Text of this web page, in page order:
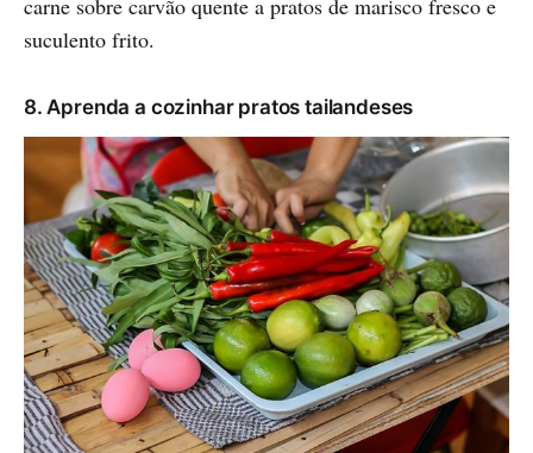
carne sobre carvão quente a pratos de marisco fresco e
suculento frito.
8. Aprenda a cozinhar pratos tailandeses